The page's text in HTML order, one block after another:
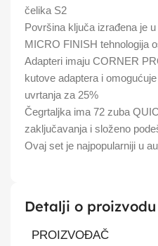
čelika S2
Površina ključa izrađena je
MICRO FINISH tehnologija
Adapteri imaju CORNER
kutove adaptera i
uvrtanja za 25%
Čegrtaljka ima 72 zuba
zaključavanja i složeno
Ovaj set je najpopularniji u
Detalji o proizvodu
PROIZVOĐAČ